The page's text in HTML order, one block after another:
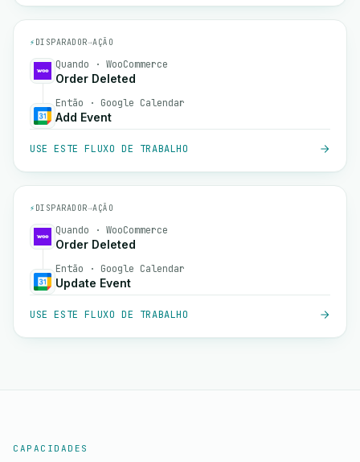
⚡ DISPARADOR→AÇÃO
Quando · WooCommerce
Order Deleted
Então · Google Calendar
Add Event
USE ESTE FLUXO DE TRABALHO
⚡ DISPARADOR→AÇÃO
Quando · WooCommerce
Order Deleted
Então · Google Calendar
Update Event
USE ESTE FLUXO DE TRABALHO
CAPACIDADES